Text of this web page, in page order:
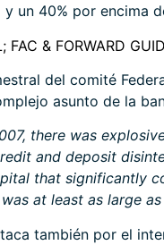
un 40% por encima
FAC & FORWARD
del comité
asunto de la
there was
and deposit
that significantly
at least as large
también por el